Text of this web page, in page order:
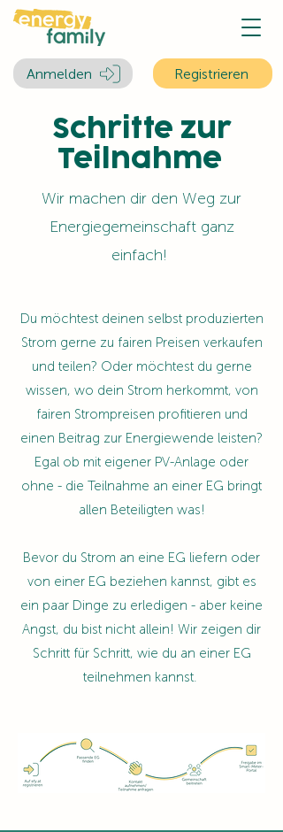
Anmelden Registrieren
Schritte zur
Teilnahme
Wir machen dir den Weg zur
Energiegemeinschaft ganz
einfach!
Du möchtest deinen selbst produzierten
Strom gerne zu fairen Preisen verkaufen
und teilen? Oder möchtest du gerne
wissen, wo dein Strom herkommt, von
fairen Strompreisen profitieren und
einen Beitrag zur Energiewende leisten?
Egal ob mit eigener PV-Anlage oder
ohne - die Teilnahme an einer EG bringt
allen Beteiligten was!
Bevor du Strom an eine EG liefern oder
von einer EG beziehen kannst, gibt es
ein paar Dinge zu erledigen - aber keine
Angst, du bist nicht allein! Wir zeigen dir
Schritt für Schritt, wie du an einer EG
teilnehmen kannst.